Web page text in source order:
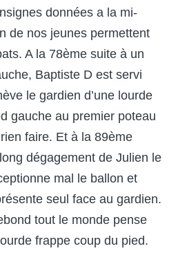
données a la mi-
de nos jeunes permettent
A la 78ème suite à un
Baptiste D est servi
le gardien d’une lourde
gauche au premier poteau
faire. Et à la 89ème
dégagement de Julien le
mal le ballon et
seul face au gardien.
tout le monde pense
frappe coup du pied.